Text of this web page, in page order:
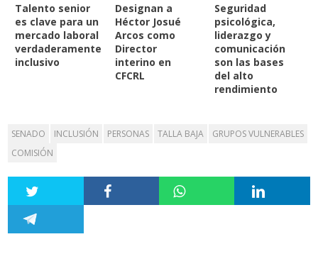
Talento senior
es clave para un
mercado laboral
verdaderamente
inclusivo
Designan a
Héctor Josué
Arcos como
Director
interino en
CFCRL
Seguridad
psicológica,
liderazgo y
comunicación
son las bases
del alto
rendimiento
SENADO INCLUSIÓN PERSONAS TALLA BAJA
GRUPOS VULNERABLES
COMISIÓN